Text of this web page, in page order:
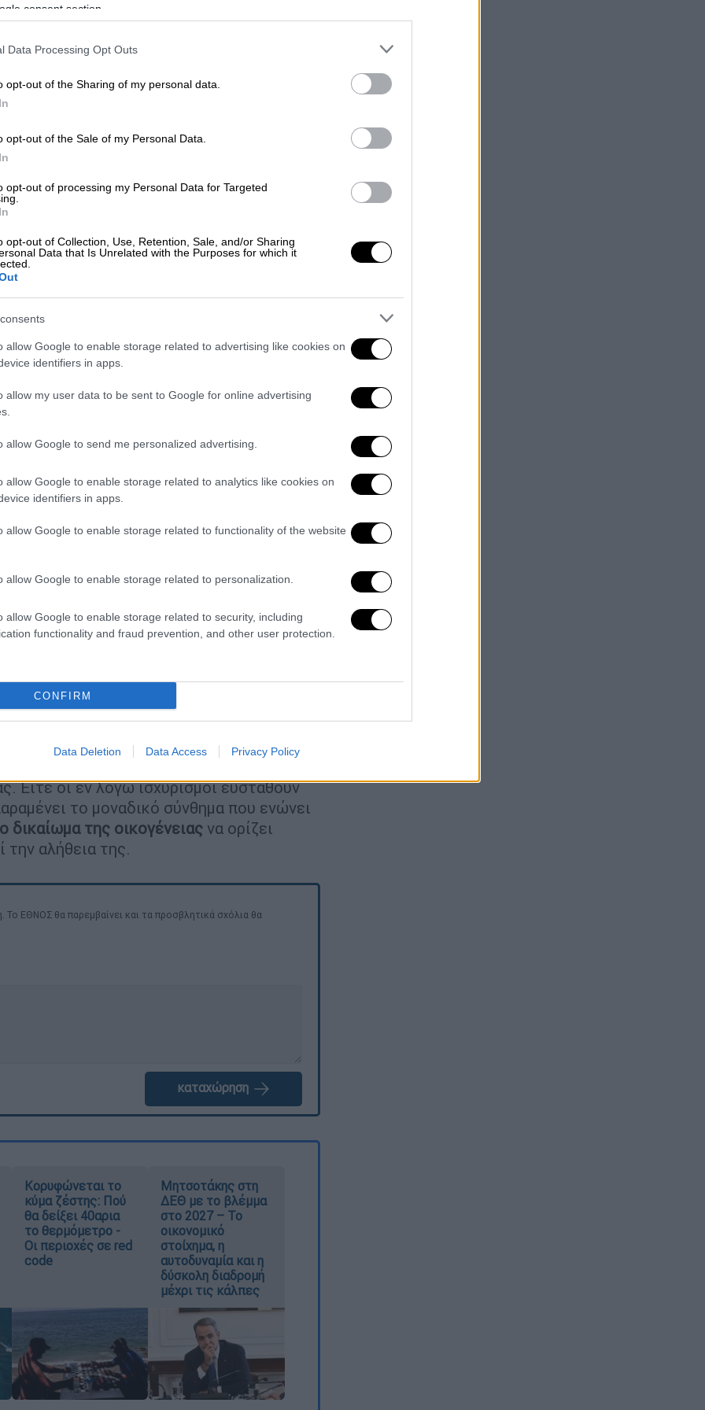
consent section.
Data Processing Opt Outs
opt-out of the Sharing of my personal data.
opt-out of the Sale of my Personal Data.
opt-out of processing my Personal Data for Targeted
opt-out of Collection, Use, Retention, Sale, and/or Sharing
Data that Is Unrelated with the Purposes for which it
allow Google to enable storage related to advertising like cookies on
identifiers in apps.
allow my user data to be sent to Google for online advertising
allow Google to send me personalized advertising.
allow Google to enable storage related to analytics like cookies on
identifiers in apps.
allow Google to enable storage related to functionality of the website
allow Google to enable storage related to personalization.
allow Google to enable storage related to security, including
functionality and fraud prevention, and other user protection.
CONFIRM
Data Deletion Data Access Privacy Policy
από την έπαυλη της οικογένειας.
του θρυλικού πρωταθλητή
του
μετά το σοβαρό ατύχημα - To
ισχυρίζεται πως ο επτά φορές
κλινήρης
ο Σουμάχερπερνά πλέον αρκετό χρόνο
στους εσωτερικούς χώρους της οικίας
επαφή με το περιβάλλον,
αγαπημένα του πρόσωπα.
το άρθρο, είναι σημαντικό να
επιβεβαίωσηαπό την πλευρά της
Κεμ.
σταθερή:
όσο αισιόδοξη κι αν ακούγεται, οφείλει
καθώς στο παρελθόν αντίστοιχα
διαμάχες και διαψεύσεις.
Όμως, η πραγματική είδηση
οικογένειάς του, η οποία
ενός ανθρώπου που υπήρξε το
Είτε οι εν λόγω ισχυρισμοί ευσταθούν
το μοναδικό σύνθημα που ενώνει
δικαίωμα της οικογένειας να ορίζει
την αλήθεια της.
ΕΘΝΟΣ θα παρεμβαίνει και τα προσβλητικά σχόλια θα
καταχώρηση
Κορυφώνεται το
κύμα ζέστης: Πού
θα δείξει 40αρια
το θερμόμετρο -
Οι περιοχές σε red
code
Μητσοτάκης στη
ΔΕΘ με το βλέμμα
στο 2027 – Το
οικονομικό
στοίχημα, η
αυτοδυναμία και η
δύσκολη διαδρομή
μέχρι τις κάλπες